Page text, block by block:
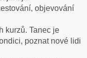
objevování
kurzů. Tanec je
poznat nové lidi